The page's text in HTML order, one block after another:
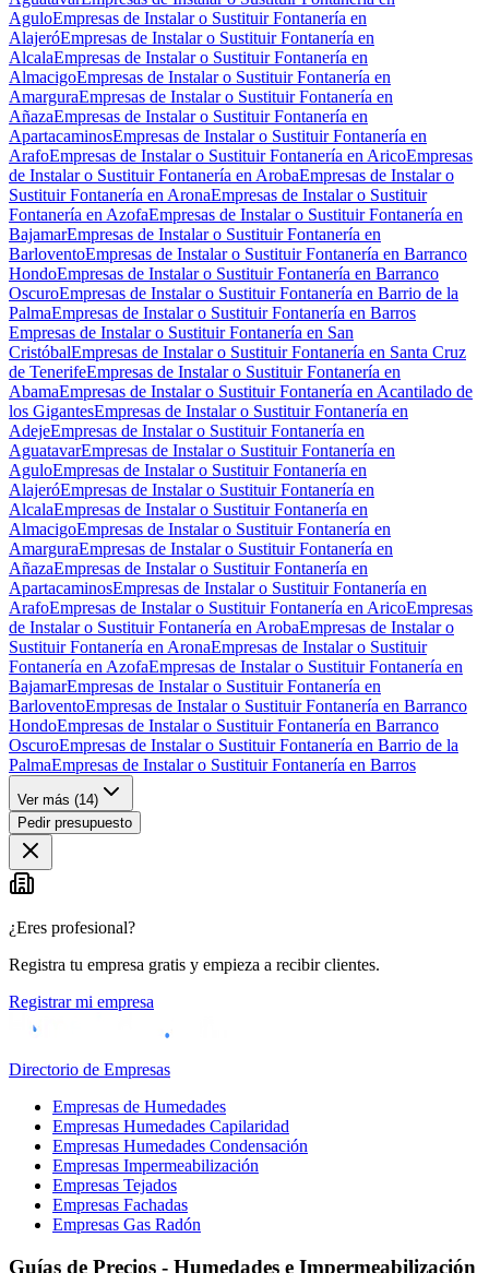
AguloEmpresas de Instalar o Sustituir Fontanería en
AlajeróEmpresas de Instalar o Sustituir Fontanería en
AlcalaEmpresas de Instalar o Sustituir Fontanería en
AlmacigoEmpresas de Instalar o Sustituir Fontanería en
AmarguraEmpresas de Instalar o Sustituir Fontanería en
AñazaEmpresas de Instalar o Sustituir Fontanería en
ApartacaminosEmpresas de Instalar o Sustituir Fontanería en
ArafoEmpresas de Instalar o Sustituir Fontanería en AricoEmpresas
de Instalar o Sustituir Fontanería en ArobaEmpresas de Instalar o
Sustituir Fontanería en AronaEmpresas de Instalar o Sustituir
Fontanería en AzofaEmpresas de Instalar o Sustituir Fontanería en
BajamarEmpresas de Instalar o Sustituir Fontanería en
BarloventoEmpresas de Instalar o Sustituir Fontanería en Barranco
HondoEmpresas de Instalar o Sustituir Fontanería en Barranco
OscuroEmpresas de Instalar o Sustituir Fontanería en Barrio de la
PalmaEmpresas de Instalar o Sustituir Fontanería en Barros
Empresas de Instalar o Sustituir Fontanería en San
CristóbalEmpresas de Instalar o Sustituir Fontanería en Santa Cruz
de TenerifeEmpresas de Instalar o Sustituir Fontanería en
AbamaEmpresas de Instalar o Sustituir Fontanería en Acantilado de
los GigantesEmpresas de Instalar o Sustituir Fontanería en
AdejeEmpresas de Instalar o Sustituir Fontanería en
AguatavarEmpresas de Instalar o Sustituir Fontanería en
AguloEmpresas de Instalar o Sustituir Fontanería en
AlajeróEmpresas de Instalar o Sustituir Fontanería en
AlcalaEmpresas de Instalar o Sustituir Fontanería en
AlmacigoEmpresas de Instalar o Sustituir Fontanería en
AmarguraEmpresas de Instalar o Sustituir Fontanería en
AñazaEmpresas de Instalar o Sustituir Fontanería en
ApartacaminosEmpresas de Instalar o Sustituir Fontanería en
ArafoEmpresas de Instalar o Sustituir Fontanería en AricoEmpresas
de Instalar o Sustituir Fontanería en ArobaEmpresas de Instalar o
Sustituir Fontanería en AronaEmpresas de Instalar o Sustituir
Fontanería en AzofaEmpresas de Instalar o Sustituir Fontanería en
BajamarEmpresas de Instalar o Sustituir Fontanería en
BarloventoEmpresas de Instalar o Sustituir Fontanería en Barranco
HondoEmpresas de Instalar o Sustituir Fontanería en Barranco
OscuroEmpresas de Instalar o Sustituir Fontanería en Barrio de la
PalmaEmpresas de Instalar o Sustituir Fontanería en Barros
Ver más (14)
Pedir presupuesto
¿Eres profesional?
Registra tu empresa gratis y empieza a recibir clientes.
Registrar mi empresa
Directorio de Empresas
Empresas de Humedades
Empresas Humedades Capilaridad
Empresas Humedades Condensación
Empresas Impermeabilización
Empresas Tejados
Empresas Fachadas
Empresas Gas Radón
Guías de Precios - Humedades e Impermeabilización